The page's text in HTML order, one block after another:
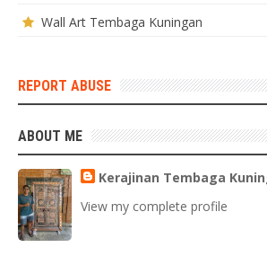
Wall Art Tembaga Kuningan
REPORT ABUSE
ABOUT ME
Kerajinan Tembaga
View my complete profile